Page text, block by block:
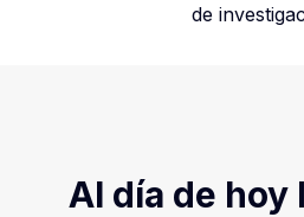
de
Al día de hoy